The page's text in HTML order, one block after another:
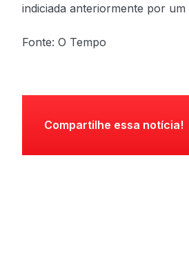
indiciada anteriormente por
Fonte: O Tempo
Compartilhe essa notícia!